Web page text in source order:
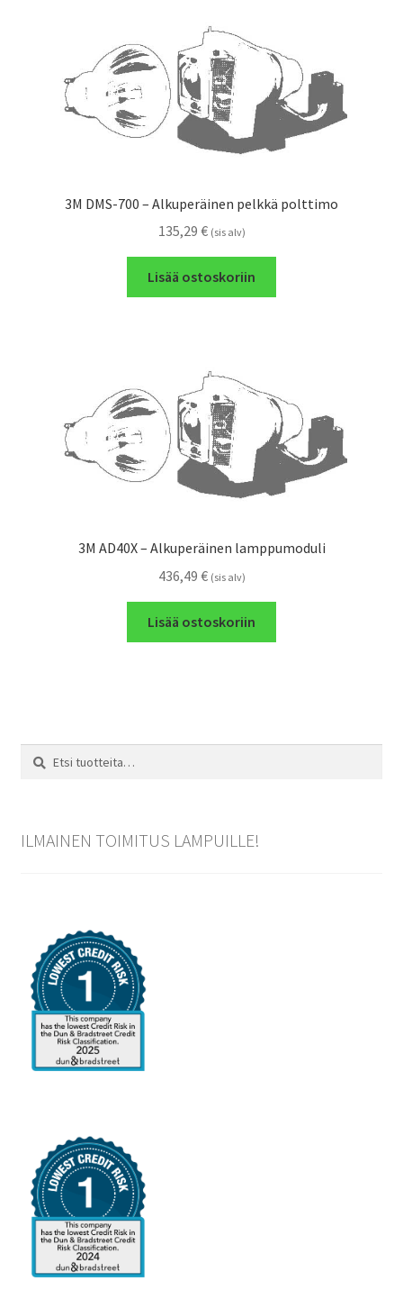
3M DMS-700 – Alkuperäinen pelkkä polttimo
135,29 € (sis alv)
Lisää ostoskoriin
3M AD40X – Alkuperäinen lamppumoduli
436,49 € (sis alv)
Lisää ostoskoriin
Etsi:
Haku
ILMAINEN TOIMITUS LAMPUILLE!